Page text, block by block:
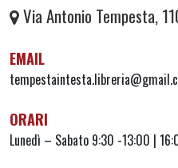
Via Antonio Tempesta,
EMAIL
ORARI
Lunedì – Sabato 9:30 -13:00 |